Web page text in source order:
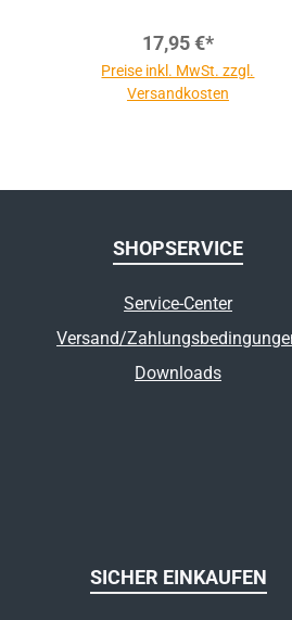
17,95 €*
Preise inkl. MwSt. zzgl.
Versandkosten
SHOPSERVICE
Service-Center
Versand/
Downloads
SICHER EINKAUFEN